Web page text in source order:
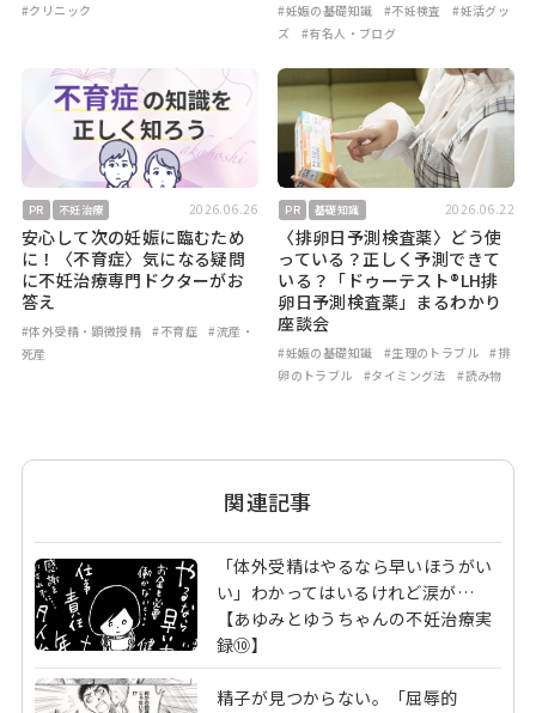
#クリニック #妊娠の基礎知識 #不妊検査
#妊活グッ
ズ
#有名人・ブログ
PR 不妊治療 2026.06.26
安心して次の妊娠に臨むため
に！〈不育症〉気になる疑問
に不妊治療専門ドクターがお
答え
#体外受精・顕微授精 #不育症
#流産・
死産
PR 基礎知識 2026.06.22
〈排卵日予測検査薬〉どう使
っている？正しく予測できて
いる？「ドゥーテスト®LH排
卵日予測検査薬」まるわかり
座談会
#妊娠の基礎知識 #生理のトラブル
#排
卵のトラブル
#タイミング法 #読み物
関連記事
「体外受精はやるなら早いほうがい
い」わかってはいるけれど涙が…
【あゆみとゆうちゃんの不妊治療実
録⑩】
精子が見つからない。「屈辱的